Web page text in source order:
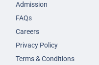
Admission
FAQs
Careers
Privacy Policy
Terms & Conditions